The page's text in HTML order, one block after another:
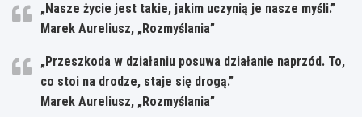
„Nasze życie jest takie, jakim uczynią je nasze myśli.”
Marek Aureliusz, „Rozmyślania”
„Przeszkoda w działaniu posuwa działanie naprzód. To,
co stoi na drodze, staje się drogą.”
Marek Aureliusz, „Rozmyślania”